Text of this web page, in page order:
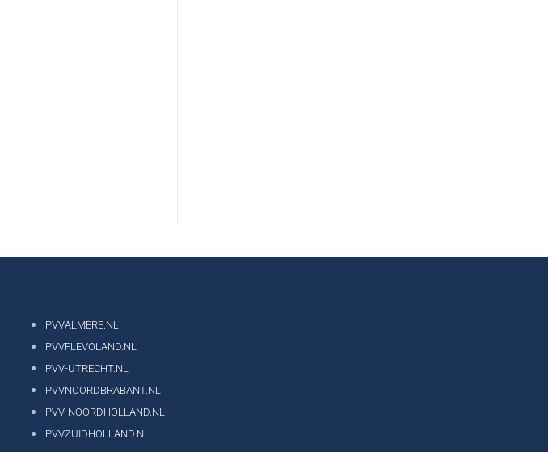
PVVALMERE.NL
PVVFLEVOLAND.NL
PVV-UTRECHT.NL
PVVNOORDBRABANT.NL
PVV-NOORDHOLLAND.NL
PVVZUIDHOLLAND.NL